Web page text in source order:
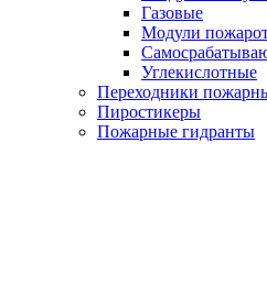
Газовые
Модули
Углекислотные
Переходники
Пиростикеры
Пожарные гидранты